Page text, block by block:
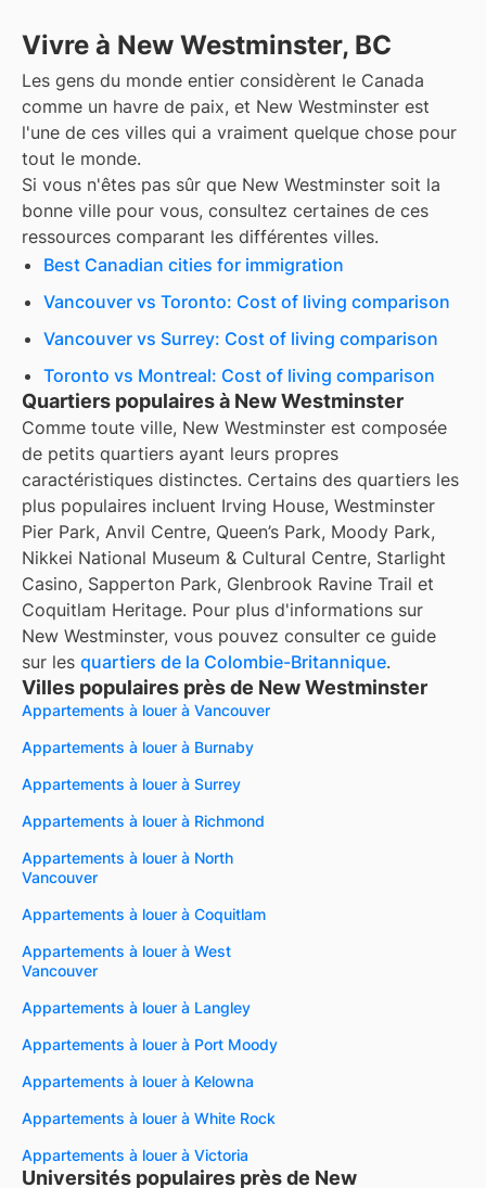
Vivre à New Westminster, BC
Les gens du monde entier considèrent le Canada
comme un havre de paix, et New Westminster est
l'une de ces villes qui a vraiment quelque chose pour
tout le monde.
Si vous n'êtes pas sûr que New Westminster soit la
bonne ville pour vous, consultez certaines de ces
ressources comparant les différentes villes.
Best Canadian cities for immigration
Vancouver vs Toronto: Cost of living comparison
Vancouver vs Surrey: Cost of living comparison
Toronto vs Montreal: Cost of living comparison
Quartiers populaires à New Westminster
Comme toute ville, New Westminster est composée
de petits quartiers ayant leurs propres
caractéristiques distinctes. Certains des quartiers les
plus populaires incluent Irving House, Westminster
Pier Park, Anvil Centre, Queen’s Park, Moody Park,
Nikkei National Museum & Cultural Centre, Starlight
Casino, Sapperton Park, Glenbrook Ravine Trail et
Coquitlam Heritage. Pour plus d'informations sur
New Westminster, vous pouvez consulter ce guide
sur les quartiers de la Colombie-Britannique.
Villes populaires près de New Westminster
Appartements à louer à Vancouver
Appartements à louer à Burnaby
Appartements à louer à Surrey
Appartements à louer à Richmond
Appartements à louer à North
Vancouver
Appartements à louer à Coquitlam
Appartements à louer à West
Vancouver
Appartements à louer à Langley
Appartements à louer à Port Moody
Appartements à louer à Kelowna
Appartements à louer à White Rock
Appartements à louer à Victoria
Universités populaires près de New